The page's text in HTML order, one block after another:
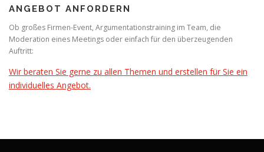
ANGEBOT ANFORDERN
Ob großes Firmen-Event, Argumentationstraining im Team, die
Moderation eines Meetings oder einfach für den überzeugenden
Auftritt:
Wir beraten Sie gerne zu allen Themen und erstellen für Sie ein
individuelles Angebot.